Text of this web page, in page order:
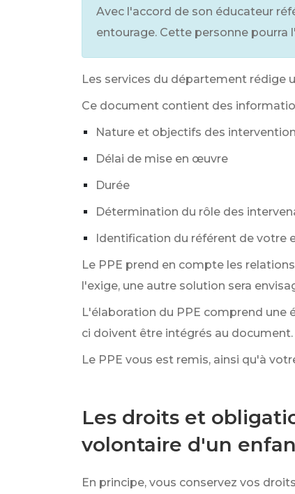
Avec l'accord de son éducateur
entourage. Cette personne
Les services du département rédige
Ce document contient des
Nature et objectifs des
Délai de mise en œuvre
Durée
Détermination du rôle des
Identification du référent de votre
Le PPE prend en compte les
l'exige, une autre solution sera
L'élaboration du PPE comprend une
ci doivent être intégrés au document.
Le PPE vous est remis, ainsi qu'à
Les droits et
volontaire d'un
En principe, vous conservez vos